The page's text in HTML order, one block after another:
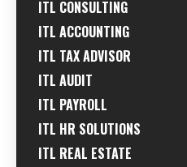
ITL CONSULTING
ITL ACCOUNTING
ITL TAX ADVISOR
ITL AUDIT
ITL PAYROLL
ITL HR SOLUTIONS
ITL REAL ESTATE